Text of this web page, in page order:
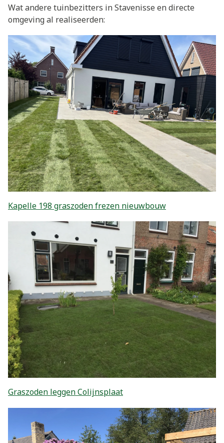
Wat andere tuinbezitters in Stavenisse en directe
omgeving al realiseerden:
Kapelle 198 graszoden frezen nieuwbouw
Graszoden leggen Colijnsplaat